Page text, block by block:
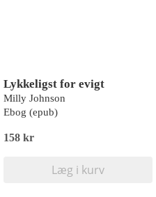
Lykkeligst for evigt
Milly Johnson
Ebog (epub)
158 kr
Læg i kurv